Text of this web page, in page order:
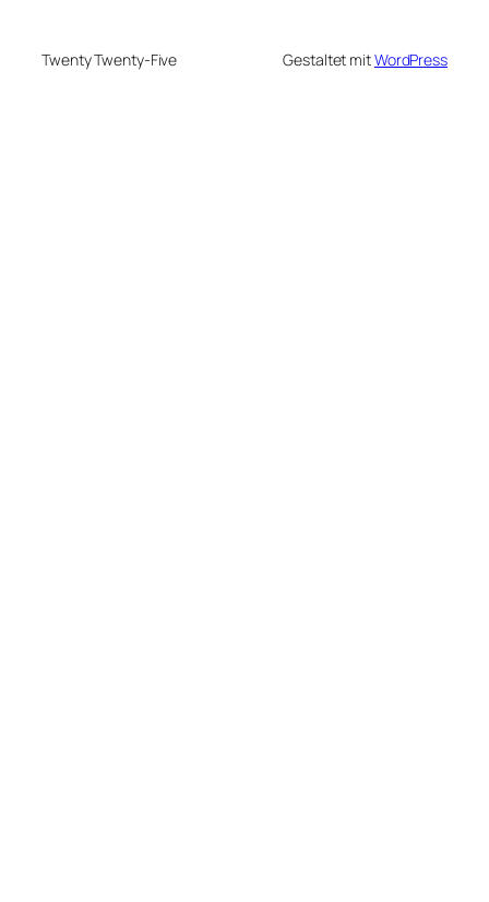
Twenty Twenty-Five Gestaltet mitWordPress